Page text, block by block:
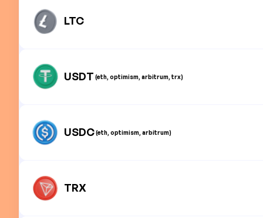
LTC
USDT (eth, optimism, arbitrum, trx)
USDC(eth, optimism, arbitrum)
TRX